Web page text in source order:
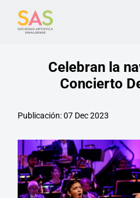
Celebran la
Concierto
Publicación: 07 Dec 2023